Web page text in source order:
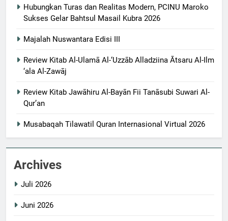
Hubungkan Turas dan Realitas Modern, PCINU Maroko
Sukses Gelar Bahtsul Masail Kubra 2026
Majalah Nuswantara Edisi III
Review Kitab Al-Ulamā Al-‘Uzzāb Alladziina Ātsaru Al-Ilm
‘ala Al-Zawāj
Review Kitab Jawāhiru Al-Bayān Fii Tanāsubi Suwari Al-
Qur’an
Musabaqah Tilawatil Quran Internasional Virtual 2026
Archives
Juli 2026
Juni 2026